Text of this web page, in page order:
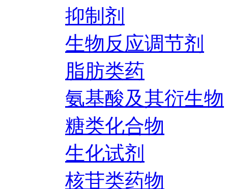
抑制剂
生物反应调节剂
脂肪类药
氨基酸及其衍生物
糖类化合物
生化试剂
核苷类药物